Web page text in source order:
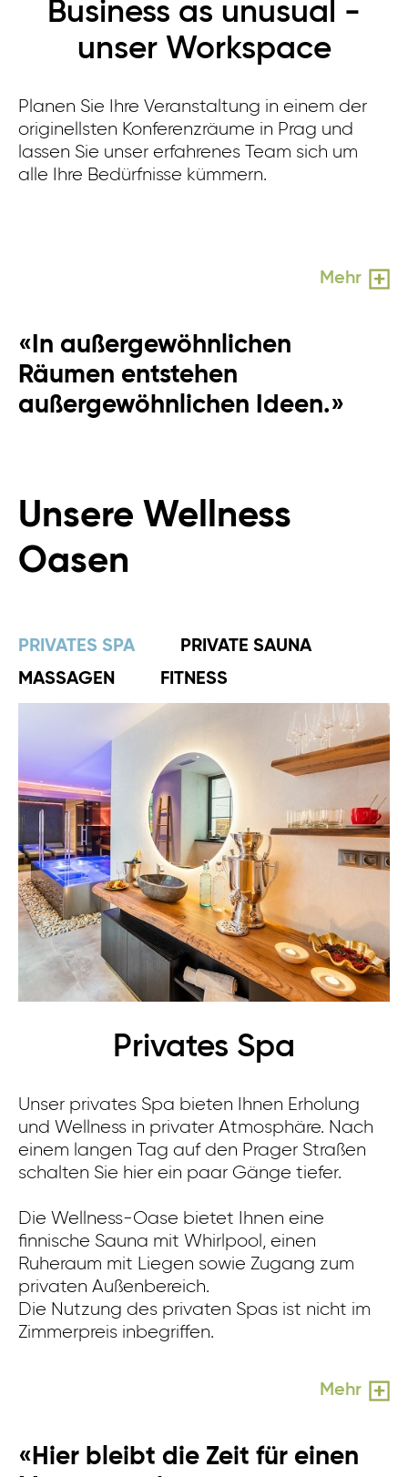
Business as unusual -
unser Workspace
Planen Sie Ihre Veranstaltung in einem der
originellsten Konferenzräume in Prag und
lassen Sie unser erfahrenes Team sich um
alle Ihre Bedürfnisse kümmern.
Mehr
«In außergewöhnlichen
Räumen entstehen
außergewöhnlichen Ideen.»
Unsere Wellness
Oasen
PRIVATES SPA
PRIVATE SAUNA
MASSAGEN
FITNESS
Privates Spa
Unser privates Spa bieten Ihnen Erholung
und Wellness in privater Atmosphäre. Nach
einem langen Tag auf den Prager Straßen
schalten Sie hier ein paar Gänge tiefer.
Die Wellness-Oase bietet Ihnen eine
finnische Sauna mit Whirlpool, einen
Ruheraum mit Liegen sowie Zugang zum
privaten Außenbereich.
Die Nutzung des privaten Spas ist nicht im
Zimmerpreis inbegriffen.
Mehr
«Hier bleibt die Zeit für einen